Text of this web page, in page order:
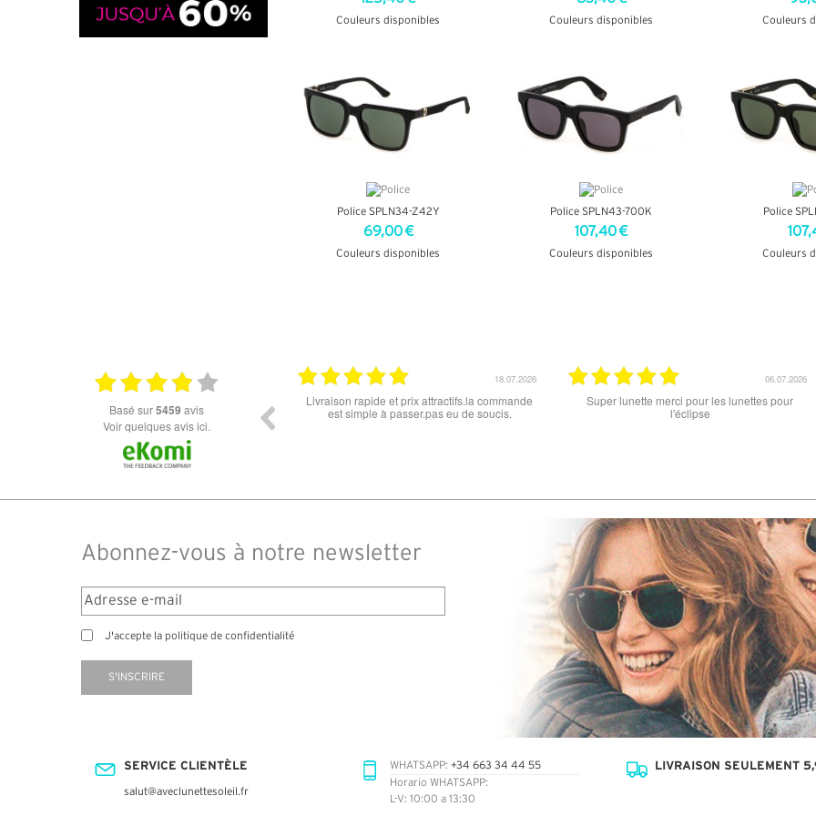
Couleurs disponibles Couleurs disponibles Couleurs
Police SPLN34-Z42Y
69,00 €
Couleurs disponibles
Police SPLN43-700K
107,40 €
Couleurs disponibles
Police
Couleurs
basé sur5459 avis
Voir quelques avis ici.
dans les types de lunettes. Attention: les stocks
des différents produits ne sont pas à jour. J'ai
commandé des lunettes Nike disponible sous 7 à
14 jours. J'ai reçu sous 3 jours. Attention aux avis
truspilot qui reflètent pas le site
15.06.2026
tout est parfait , que ce soit le produit commandé
ou la livraison . merci
12.06.2026
super les lunettes, très cool, merci
Abonnez-vous à notre newsletter
J'accepte la politique de confidentialité
S'INSCRIRE
SERVICE CLIENTÈLE
salut@aveclunettesoleil.fr
WHATSAPP: +34 663 34 44 55
Horario WHATSAPP:
L-V: 10:00 a 13:30
LIVRAISON SEULEMENT